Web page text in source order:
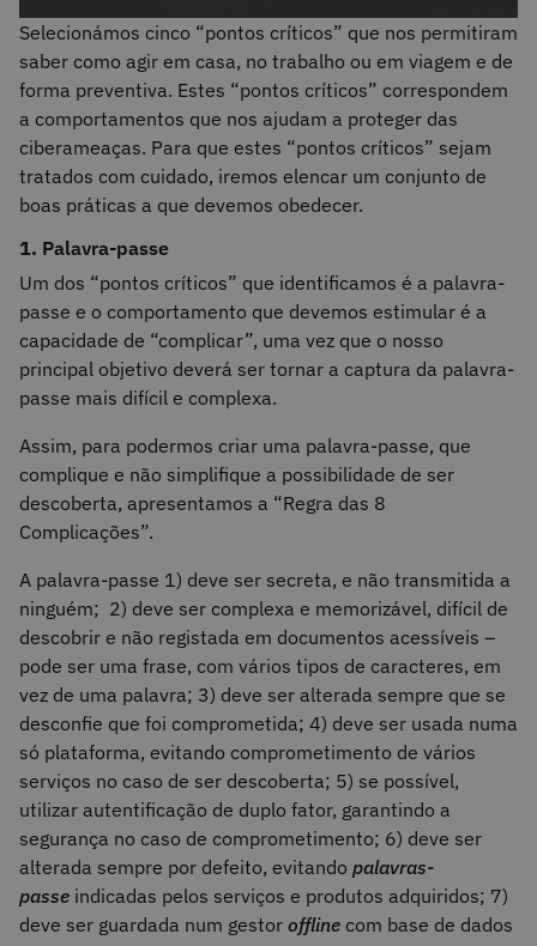
Selecionámos cinco “pontos críticos” que nos permitiram
saber como agir em casa, no trabalho ou em viagem e de
forma preventiva. Estes “pontos críticos” correspondem
a comportamentos que nos ajudam a proteger das
ciberameaças. Para que estes “pontos críticos” sejam
tratados com cuidado, iremos elencar um conjunto de
boas práticas a que devemos obedecer.
1. Palavra-passe
Um dos “pontos críticos” que identificamos é a palavra-
passe e o comportamento que devemos estimular é a
capacidade de “complicar”, uma vez que o nosso
principal objetivo deverá ser tornar a captura da palavra-
passe mais difícil e complexa.
Assim, para podermos criar uma palavra-passe, que
complique e não simplifique a possibilidade de ser
descoberta, apresentamos a “Regra das 8
Complicações”.
A palavra-passe 1) deve ser secreta, e não transmitida a
ninguém; 2) deve ser complexa e memorizável, difícil de
descobrir e não registada em documentos acessíveis –
pode ser uma frase, com vários tipos de caracteres, em
vez de uma palavra; 3) deve ser alterada sempre que se
desconfie que foi comprometida; 4) deve ser usada numa
só plataforma, evitando comprometimento de vários
serviços no caso de ser descoberta; 5) se possível,
utilizar autentificação de duplo fator, garantindo a
segurança no caso de comprometimento; 6) deve ser
alterada sempre por defeito, evitando palavras-
passe indicadas pelos serviços e produtos adquiridos; 7)
deve ser guardada num gestor offline com base de dados